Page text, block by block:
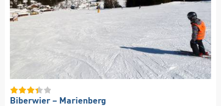
Biberwier – Marienberg